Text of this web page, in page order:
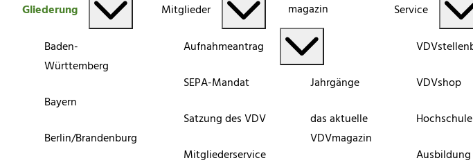
Gliederung
Baden-
Württemberg
Bayern
Berlin/Brandenburg
Mitglieder
Aufnahmeantrag
SEPA-Mandat
Satzung des VDV
Mitgliederservice
magazin
Jahrgänge
das aktuelle
VDVmagazin
Service
VDVshop
Ausbildung